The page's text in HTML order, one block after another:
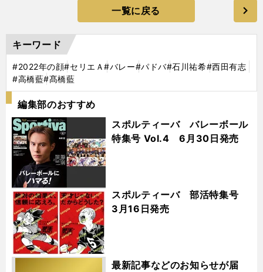
一覧に戻る
キーワード
#2022年の顔#セリエＡ#バレー#パドバ#石川祐希#西田有志
#高橋藍#髙橋藍
編集部のおすすめ
スポルティーバ バレーボール
特集号 Vol.4 6月30日発売
スポルティーバ 部活特集号
3月16日発売
最新記事などのお知らせが届